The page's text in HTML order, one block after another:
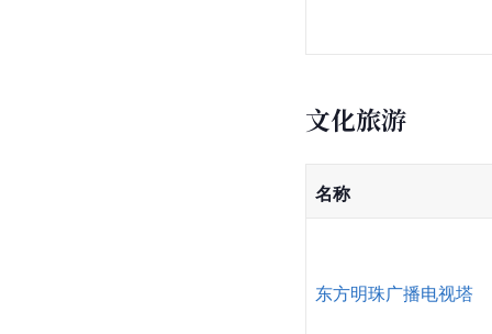
文化旅游
名称
东方明珠广播电视塔